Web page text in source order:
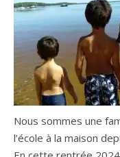
Nous sommes une
l’école à la maison